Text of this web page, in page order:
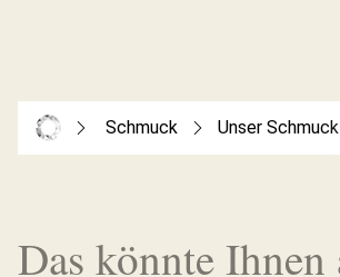
Schmuck Unser Schmuck
Das könnte Ihnen